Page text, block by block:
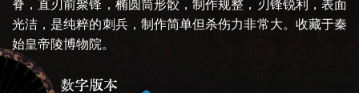
数字版本
脊，直刃前聚锋，椭圆筒形骹，制作规整，刃锋锐利，表面
光洁，是纯粹的刺兵，制作简单但杀伤力非常大。收藏于秦
始皇帝陵博物院。